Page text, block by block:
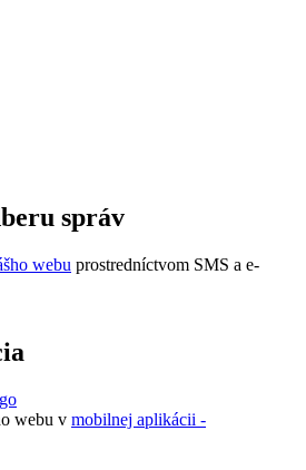
správ
webu prostredníctvom SMS a e-
webu v mobilnej aplikácii -